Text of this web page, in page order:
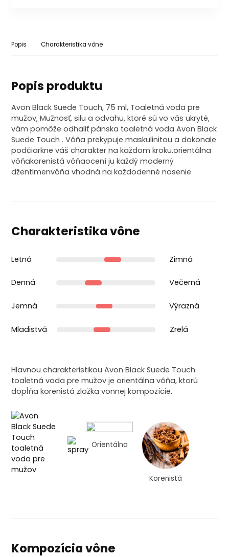
Popis Charakteristika vône
Popis produktu
Avon Black Suede Touch, 75 ml, Toaletná voda pre
mužov, Mužnosť, silu a odvahu, ktoré sú vo vás ukryté,
vám pomôže odhaliť pánska toaletná voda Avon Black
Suede Touch . Vôňa prekypuje maskulinitou a dokonale
podčiarkne váš charakter na každom kroku.orientálna
vôňakorenistá vôňaocení ju každý moderný
džentlmenvôňa vhodná na každodenné nosenie
Charakteristika vône
Letná Zimná
Denná Večerná
Jemná Výrazná
Mladistvá Zrelá
Hlavnou charakteristikou Avon Black Suede Touch
toaletná voda pre mužov je orientálna vôňa, ktorú
dopĺňa korenistá zložka vonnej kompozície.
Orientálna
Korenistá
Kompozícia vône